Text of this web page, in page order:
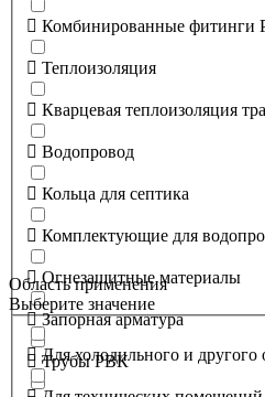
Комбинированные фитинги
Теплоизоляция
Кварцевая теплоизоляция
Водопровод
Кольца для септика
Комплектующие для
Огнезащитные материалы
Запорная арматура
Трубы РВК
Область применения
Выберите значение
Для холодильного и другого